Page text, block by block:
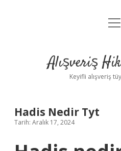
Yasal
Alışveriş
Keyifli alışveriş
Hadis Nedir Tyt
Tarih: Aralık 17, 2024